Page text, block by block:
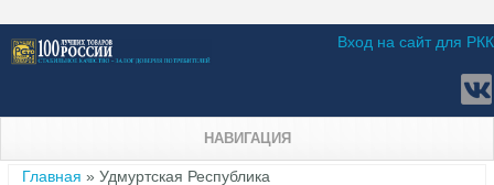
Вход на сайт для РКК
НАВИГАЦИЯ
Главная » Удмуртская Республика